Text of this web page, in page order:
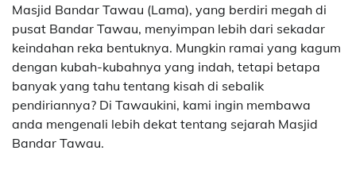
Masjid Bandar Tawau (Lama), yang berdiri megah di
pusat Bandar Tawau, menyimpan lebih dari sekadar
keindahan reka bentuknya. Mungkin ramai yang kagum
dengan kubah-kubahnya yang indah, tetapi betapa
banyak yang tahu tentang kisah di sebalik
pendiriannya? Di Tawaukini, kami ingin membawa
anda mengenali lebih dekat tentang sejarah Masjid
Bandar Tawau.